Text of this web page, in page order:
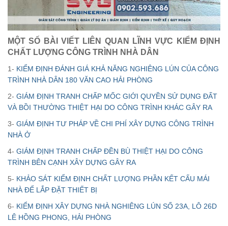
MỘT SỐ BÀI VIẾT LIÊN QUAN LĨNH VỰC KIỂM ĐỊNH
CHẤT LƯỢNG CÔNG TRÌNH NHÀ DÂN
1- KIỂM ĐỊNH ĐÁNH GIÁ KHẢ NĂNG NGHIÊNG LÚN CỦA CÔNG
TRÌNH NHÀ DÂN 180 VĂN CAO HẢI PHÒNG
2- GIÁM ĐỊNH TRANH CHẤP MỐC GIỚI QUYỀN SỬ DỤNG ĐẤT
VÀ BỒI THƯỜNG THIỆT HẠI DO CÔNG TRÌNH KHÁC GÂY RA
3- GIÁM ĐỊNH TƯ PHÁP VỀ CHI PHÍ XÂY DỰNG CÔNG TRÌNH
NHÀ Ở
4- GIÁM ĐỊNH TRANH CHẤP ĐỀN BÙ THIỆT HẠI DO CÔNG
TRÌNH BÊN CẠNH XÂY DỰNG GÂY RA
5- KHẢO SÁT KIỂM ĐỊNH CHẤT LƯỢNG PHẦN KẾT CẤU MÁI
NHÀ ĐỂ LẮP ĐẶT THIẾT BỊ
6- KIỂM ĐỊNH XÂY DỰNG NHÀ NGHIÊNG LÚN SỐ 23A, LÔ 26D
LÊ HỒNG PHONG, HẢI PHÒNG